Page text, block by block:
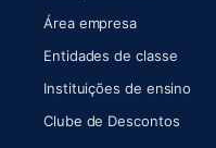
Área empresa
Entidades de classe
Instituições de ensino
Clube de Descontos